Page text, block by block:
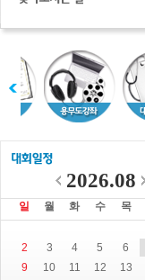
2026.08
일 월 화 수 목
2
3 4 5 6
9
10 11 12 13